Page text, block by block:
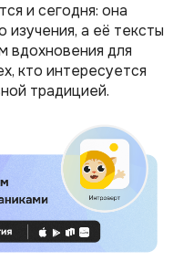
и сегодня: она
изучения, а её тексты
вдохновения для
кто интересуется
традицией.